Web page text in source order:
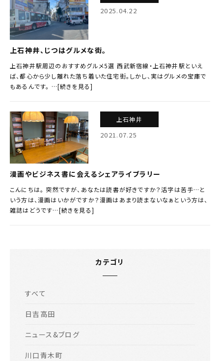
2025.04.22
上石神井、じつはグルメな街。
上石神井駅周辺のおすすめグルメ5選 西武新宿線・上石神井駅といえ
ば、都心から少し離れた落ち着いた住宅街。しかし、実はグルメの宝庫で
もあるんです。 …[続きを見る]
上石神井
2021.07.25
漫画やビジネス書に会えるシェアライブラリー
こんにちは。 突然ですが、あなたは読書が好きですか？活字は苦手…と
いう方は、漫画はいかがですか？漫画はあまり読まないなぁという方は、
雑誌はどうです…[続きを見る]
カテゴリ
すべて
日吉高田
ニュース&ブログ
川口青木町